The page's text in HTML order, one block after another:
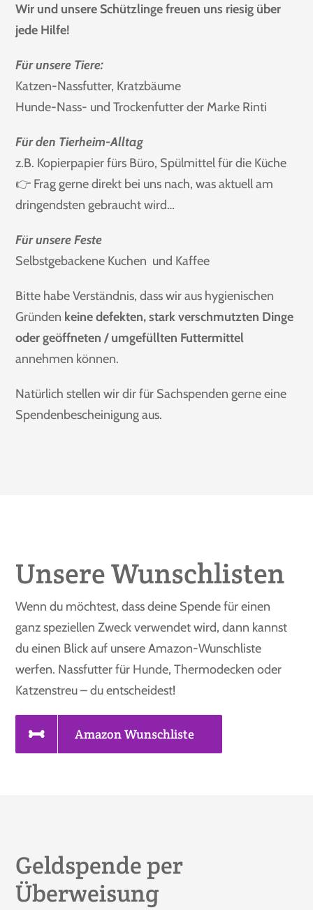
Wir und unsere Schützlinge freuen uns riesig über
jede Hilfe!
Für unsere Tiere:
Katzen-Nassfutter, Kratzbäume
Hunde-Nass- und Trockenfutter der Marke Rinti
Für den Tierheim-Alltag
z.B. Kopierpapier fürs Büro, Spülmittel für die Küche
👉 Frag gerne direkt bei uns nach, was aktuell am
dringendsten gebraucht wird…
Für unsere Feste
Selbstgebackene Kuchen und Kaffee
Bitte habe Verständnis, dass wir aus hygienischen
Gründen keine defekten, stark verschmutzten Dinge
oder geöffneten / umgefüllten Futtermittel
annehmen können.
Natürlich stellen wir dir für Sachspenden gerne eine
Spendenbescheinigung aus.
Unsere Wunschlisten
Wenn du möchtest, dass deine Spende für einen
ganz speziellen Zweck verwendet wird, dann kannst
du einen Blick auf unsere Amazon-Wunschliste
werfen. Nassfutter für Hunde, Thermodecken oder
Katzenstreu – du entscheidest!
Amazon Wunschliste
Geldspende per
Überweisung